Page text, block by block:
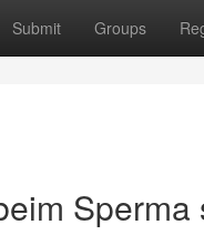
Submit Groups
Sperma